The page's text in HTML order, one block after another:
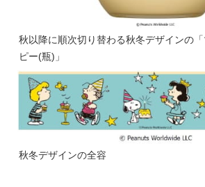
秋以降に順次切り替わる秋冬デザインの
ピー(瓶)」
秋冬デザインの全容